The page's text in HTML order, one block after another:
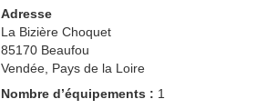
Adresse
La Bizière Choquet
85170 Beaufou
Vendée, Pays de la Loire
Nombre d’équipements : 1